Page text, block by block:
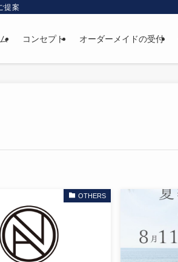
提案
コンセプト オーダーメイドの受付
OTHERS